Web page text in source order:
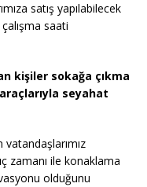
satış yapılabilecek
saati
kişiler sokağa çıkma
seyahat
zamanı ile konaklama
olduğunu